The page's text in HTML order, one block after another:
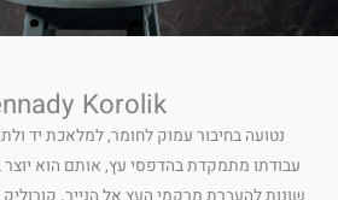
Korolik
נטועה בחיבור עמוק לחומר, למלאכת יד
עבודתו מתמקדת בהדפסי עץ, אותם הוא